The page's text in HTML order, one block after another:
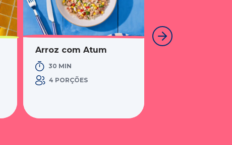
Arroz com Atum
30 MIN
4 PORÇÕES